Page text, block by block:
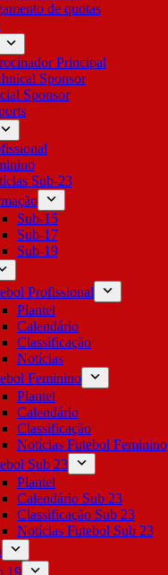
de quotas
Principal
Sponsor
Sponsor
Sub-23
Sub-15
Sub-17
Sub-19
Profissional
Plantel
Calendário
Classificação
Notícias
Feminino
Plantel
Calendário
Classificação
Notícias Futebol Feminino
Sub 23
Plantel
Calendário Sub 23
Classificação Sub 23
Notícias Futebol Sub 23
19